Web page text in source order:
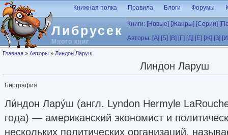
Перейти к основному содержанию
Либрусек
Много книг
Книжная полка Правила Блоги Форумы
Книги: [Новые] [Жанры] [Серии]
Авторы: [А] [Б] [В] [Г] [Д] [Е] [Ж] [З]
Вы здесь
Главная » Авторы » Линдон Ларуш
Линдон Ларуш
Биография
Ли́ндон Лару́ш (англ. Lyndon Hermyle
года) — американский экономист и
нескольких политических организаций,